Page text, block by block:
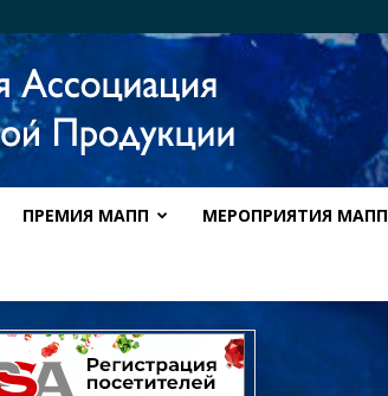
ПРЕМИЯ МАПП МЕРОПРИЯТИЯ МАПП